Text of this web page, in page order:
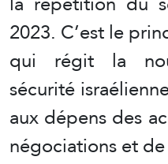
2023. C’est le
qui régit la
sécurité
aux dépens des
négociations et